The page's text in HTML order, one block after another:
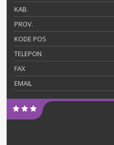
KAB.
PROV.
KODE POS
TELEPON
FAX
EMAIL